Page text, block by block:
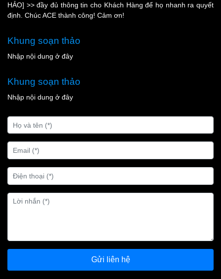
HẢO] >> đầy đủ thông tin cho Khách Hàng để họ nhanh ra quyết
định. Chúc ACE thành công! Cảm ơn!
Khung soạn thảo
Nhập nội dung ở đây
Khung soạn thảo
Nhập nội dung ở đây
Gửi liên hệ